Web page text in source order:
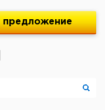
предложение